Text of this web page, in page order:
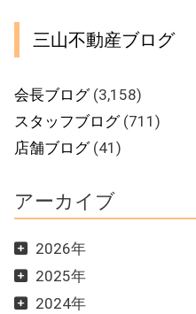
三山不動産ブログ
会長ブログ(3,158)
スタッフブログ(711)
店舗ブログ(41)
アーカイブ
2026年
2025年
2024年